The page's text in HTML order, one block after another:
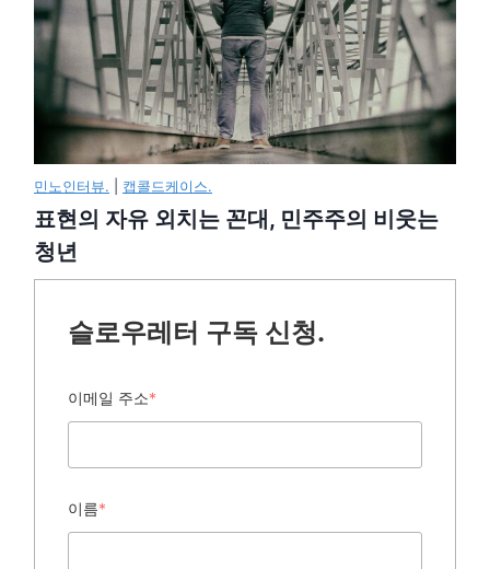
민노인터뷰. 캡콜드케이스.
표현의 자유 외치는 꼰대, 민주주의 비웃는
청년
슬로우레터 구독 신청.
이메일 주소*
이름*